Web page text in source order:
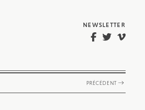
NEWSLETTER
PRÉCÉDENT